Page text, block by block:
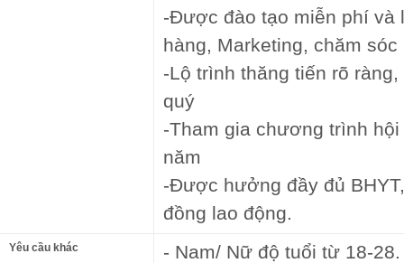
-Được đào tạo miễn phí và
hàng, Marketing, chăm
-Lộ trình thăng tiến rõ
quý
-Tham gia chương trình
năm
-Được hưởng đầy đủ
đồng lao động.
Yêu cầu khác
- Nam/ Nữ độ tuổi từ 18-28.